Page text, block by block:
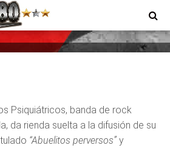
en el Cine
y a beneficio
Psiquiátricos, banda de rock
da rienda suelta a la difusión de su
“Abuelitos perversos”y